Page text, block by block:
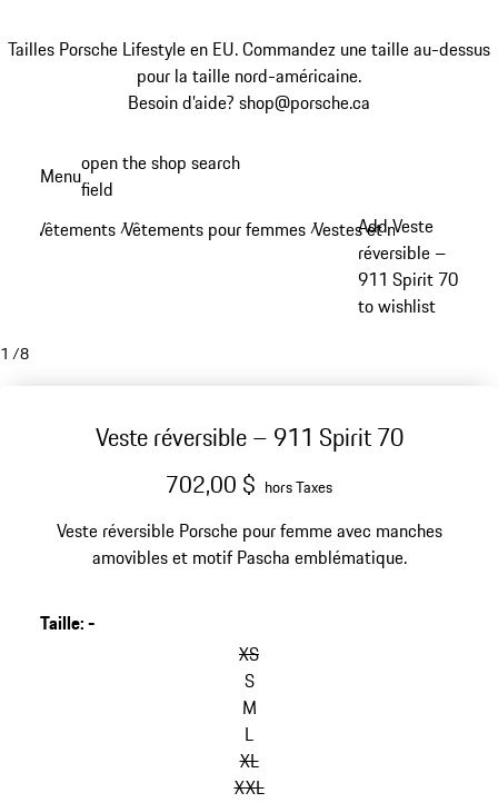
Tailles Porsche Lifestyle en EU. Commandez une taille au-dessus
pour la taille nord-américaine.
Besoin d’aide? shop@porsche.ca
principal
Menuopen the shop search
field
Vêtements /Vêtements pour femmes /Vestes et manteaux -
Add Veste
réversible –
911 Spirit 70
to wishlist
1 /8
Veste réversible – 911 Spirit 70
702,00 $ hors Taxes
Veste réversible Porsche pour femme avec manches
amovibles et motif Pascha emblématique.
Taille:-
XS
S
M
L
XL
XXL